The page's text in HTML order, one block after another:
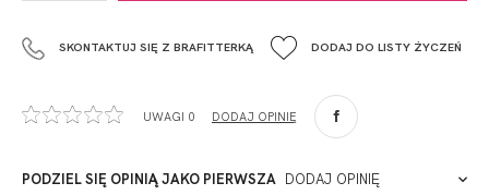
Fashiontex Group Sp.z o.o. Spółka komandytowa
+48 42 719 43 15
90-057
Polska
SKONTAKTUJ SIĘ Z BRAFITTERKĄ DODAJ DO LISTY ŻYCZEŃ
UWAGI 0 DODAJ OPINIĘ
PODZIEL SIĘ OPINIĄ JAKO PIERWSZA DODAJ OPINIĘ